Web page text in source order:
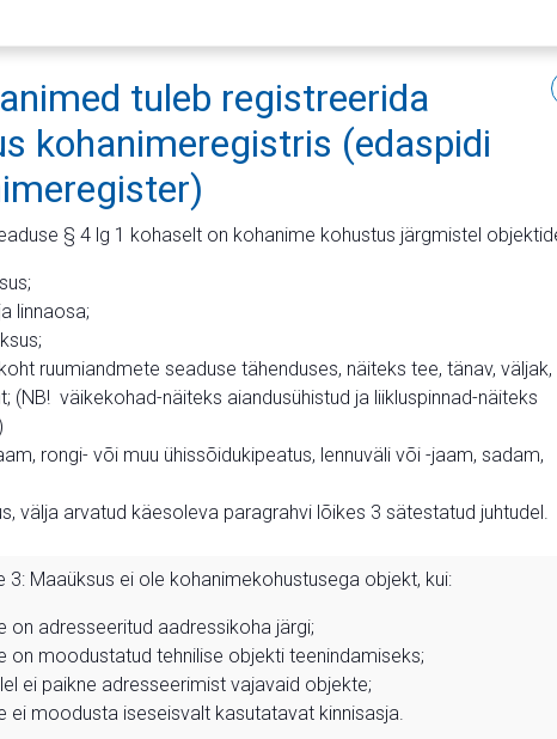
tuleb registreerida
kohanimeregistris (edaspidi
§ 4 lg 1 kohaselt on kohanime kohustus järgmistel
linnaosa;
ruumiandmete seaduse tähenduses, näiteks tee, tänav, väljak,
(NB! väikekohad-näiteks aiandusühistud ja liikluspinnad-näiteks
rongi- või muu ühissõidukipeatus, lennuväli või -jaam, sadam,
välja arvatud käesoleva paragrahvi lõikes 3 sätestatud juhtudel.
3: Maaüksus ei ole kohanimekohustusega objekt, kui:
on adresseeritud aadressikoha järgi;
on moodustatud tehnilise objekti teenindamiseks;
ei paikne adresseerimist vajavaid objekte;
ei moodusta iseseisvalt kasutatavat kinnisasja.